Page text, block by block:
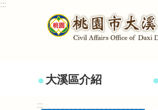
跳到主要內容區塊
:::
大溪區介紹
:::